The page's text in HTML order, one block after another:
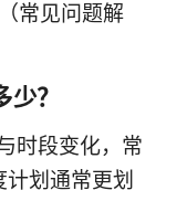
常见问题解
？
时段变化，常
划通常更划